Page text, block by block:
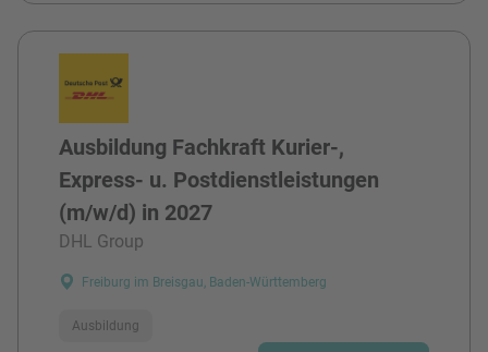
Ausbildung Fachkraft Kurier-,
Express- u. Postdienstleistungen
(m/w/d) in 2027
DHL Group
Freiburg im Breisgau, Baden-Württemberg
Ausbildung